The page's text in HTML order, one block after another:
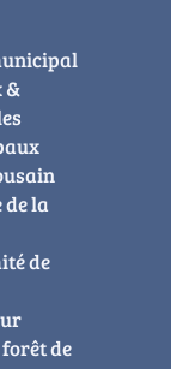
&
de la
de
de